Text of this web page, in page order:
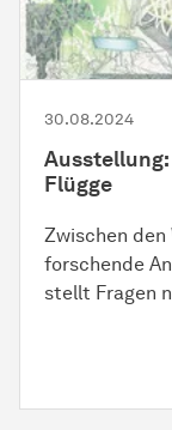
30.08.2024
Flügge
Zwischen
forschende
stellt Fragen